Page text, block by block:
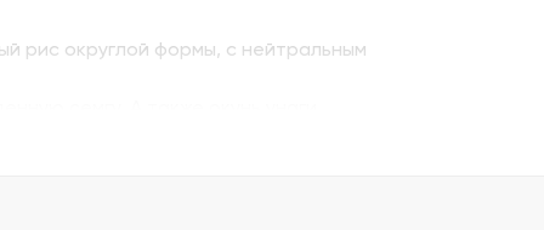
рис округлой формы, с нейтральным
семгу. А также окунь унаги,
– для последнего штриха к оформлению.